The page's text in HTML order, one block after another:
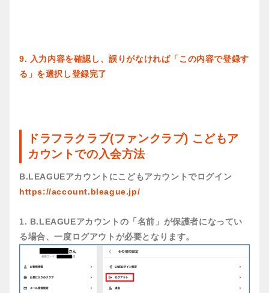
9. 入力内容を確認し、誤りがなければ「この内容で登録す
る」を選択し登録完了
ドラフラクラブ(ファンクラブ) こどもア
カウントでの入会方法
B.LEAGUEアカウントにこどもアカウントでログイン
https://account.bleague.jp/
1. B.LEAGUEアカウントの「名前」が保護者になってい
る場合、一度ログアウトが必要となります。